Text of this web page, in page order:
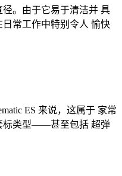
。由于它易于清洁并 具
常工作中特别令人 愉快
ES 来说，这属于 家常
标类型——甚至包括 超弹